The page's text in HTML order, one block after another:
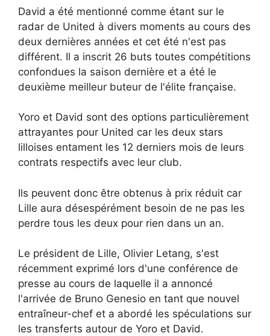
David a été mentionné comme étant sur le
radar de United à divers moments au cours des
deux dernières années et cet été n'est pas
différent. Il a inscrit 26 buts toutes compétitions
confondues la saison dernière et a été le
deuxième meilleur buteur de l'élite française.
Yoro et David sont des options particulièrement
attrayantes pour United car les deux stars
lilloises entament les 12 derniers mois de leurs
contrats respectifs avec leur club.
Ils peuvent donc être obtenus à prix réduit car
Lille aura désespérément besoin de ne pas les
perdre tous les deux pour rien dans un an.
Le président de Lille, Olivier Letang, s'est
récemment exprimé lors d'une conférence de
presse au cours de laquelle il a annoncé
l'arrivée de Bruno Genesio en tant que nouvel
entraîneur-chef et a abordé les spéculations sur
les transferts autour de Yoro et David.